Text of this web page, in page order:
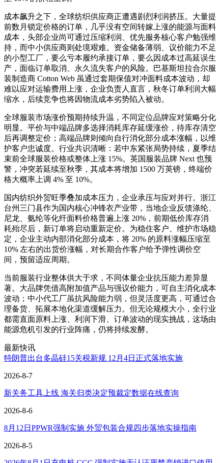
成本飙升之下，全球纺织供应商正遭遇剧烈利润挤压。大量提
前数月锁定价格的订单，几乎没有空间转嫁上涨的能源与面料
成本，头部企业尚可通过压缩利润、优先服务核心客户勉强维
持，而中小供应商则处境艰难。资金储备薄弱、议价能力不足
的小型工厂，要么亏本履约承接订单，要么因成本过高延误生
产，面临订单取消、永久流失客户的风险。巴基斯坦拉合尔服
装制造商 Cotton Web 虽通过套期保值对冲面料成本波动，却
难以应对运输费用上涨，企业负责人直言，秋冬订单利润大幅
缩水，后续竞争也将因物流成本劣势陷入被动。
全球服装市场涨价预期持续升温，不同定位品牌应对策略分化
明显。平价与中端品牌多选择消耗库存延缓涨价，待库存清空
后再调整定价；高端品牌则倾向自行消化部分成本涨幅，以维
护客户忠诚度。行业共识清晰：若中东紧张局势持续，夏季结
束前全球服装价格或整体上涨 15%。英国服装品牌 Next 也预
警，冲突若延续至秋季，其成本将增加 1500 万英镑，终端价
格大概率上调 4% 至 10%。
国内纺织外贸旺季叠加成本压力，企业承压与应对并行。浙江
台州三门县作为国内核心冲锋衣产业带，当地企业反馈涤纶、
尼龙、氨纶等化纤面料价格普遍上涨 20%，前期低价库存消
耗殆尽后，新订单将启动重新定价。为稳住客户、维护市场稳
定，企业主动内部消化部分成本，将 20% 的原料涨幅压缩至
10% 左右的出货价涨幅，对长期合作客户给予弹性调价空
间，预留适应周期。
当前服装行业整体供大于求，不同体量企业抗压能力差异显
著。大品牌凭借高附加值产品与强议价能力，可自主消化成本
波动；中小代工厂虽抗风险能力弱，但灵活度更高，可通过合
理备货、拓展本地化渠道缓解压力。但无论规模大小，全行业
都需直面原料上涨、利润下滑、订单波动的现实挑战，这场由
能源危机引发的行业阵痛，仍将持续发酵。
最新快讯
特朗普出台多晶硅15关税新规 12月4日正式落地实施
2026-8-7
新关务工具上线 海关归类决定预裁定数据在线查询
2026-8-6
8月12日PPWR强制实施 外贸包装合规四步落地实操指南
2026-8-5